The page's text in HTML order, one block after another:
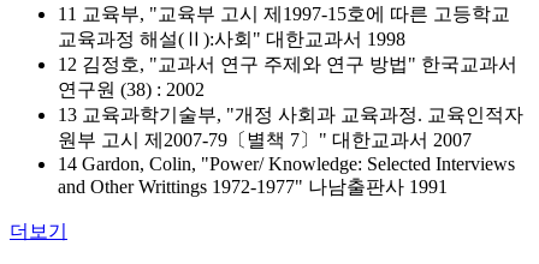
11 교육부, "교육부 고시 제1997-15호에 따른 고등학교
교육과정 해설(Ⅱ):사회" 대한교과서 1998
12 김정호, "교과서 연구 주제와 연구 방법" 한국교과서
연구원 (38) : 2002
13 교육과학기술부, "개정 사회과 교육과정. 교육인적자
원부 고시 제2007-79〔별책 7〕" 대한교과서 2007
14 Gardon, Colin, "Power/ Knowledge: Selected Interviews
and Other Writtings 1972-1977" 나남출판사 1991
더보기